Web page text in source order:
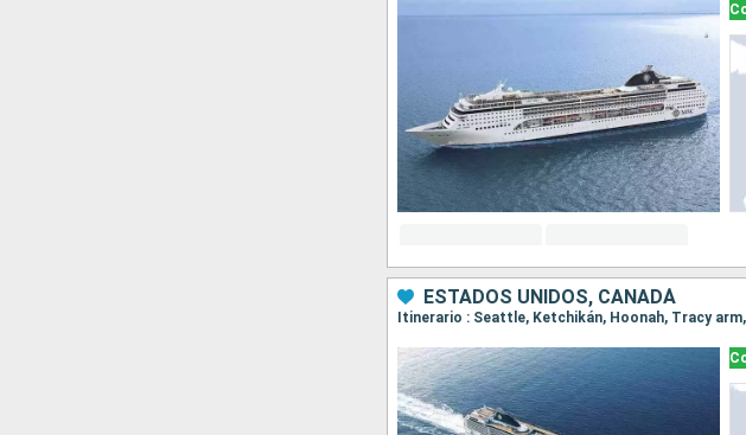
ESTADOS UNIDOS, CANADÁ
Itinerario : Seattle, Ketchikán, Hoonah, Tracy